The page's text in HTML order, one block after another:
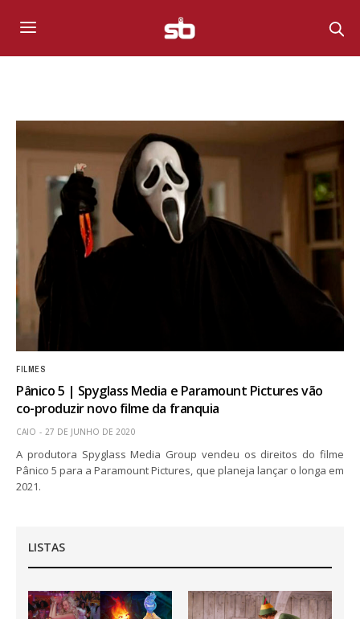
FILMES
Pânico 5 | Spyglass Media e Paramount Pictures vão
co-produzir novo filme da franquia
CAIO 27 DE JUNHO DE 2020
A produtora Spyglass Media Group vendeu os direitos do filme
Pânico 5 para a Paramount Pictures, que planeja lançar o longa em
2021.
LISTAS